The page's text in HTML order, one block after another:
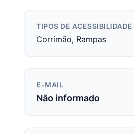
TIPOS DE ACESSIBILIDADE
Corrimão, Rampas
E-MAIL
Não informado